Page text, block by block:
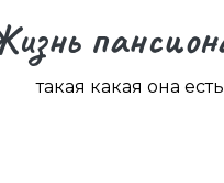
такая какая она есть